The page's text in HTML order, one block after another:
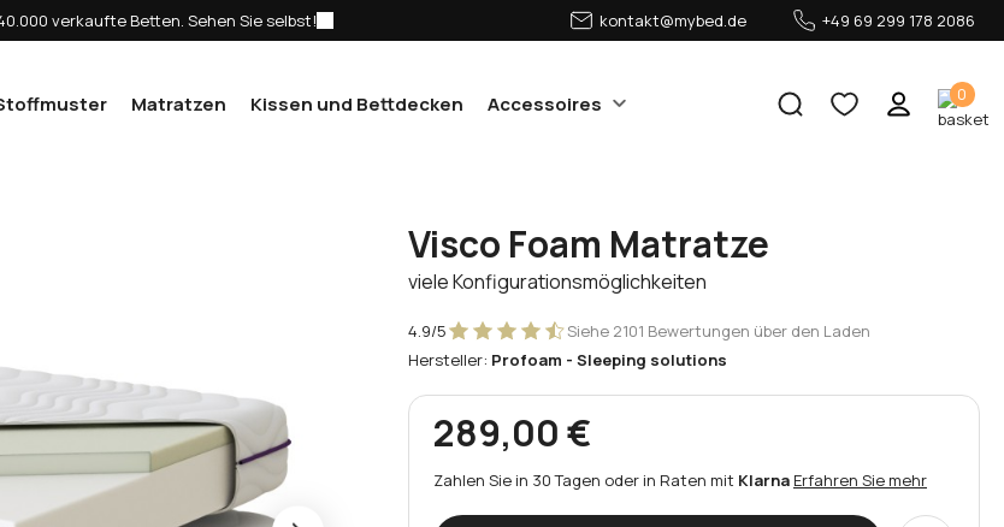
verkaufte Betten. Sehen Sie selbst! kontakt@mybed.de +49 69 299 178 2086
Matratzen Kissen und Bettdecken Accessoires 0
Visco Foam Matratze
viele Konfigurationsmöglichkeiten
4.9/5
Siehe 2101 Bewertungen über den Laden
Hersteller: Profoam - Sleeping solutions
289,00 €
Zahlen Sie in 30 Tagen oder in Raten mit Klarna Erfahren Sie mehr